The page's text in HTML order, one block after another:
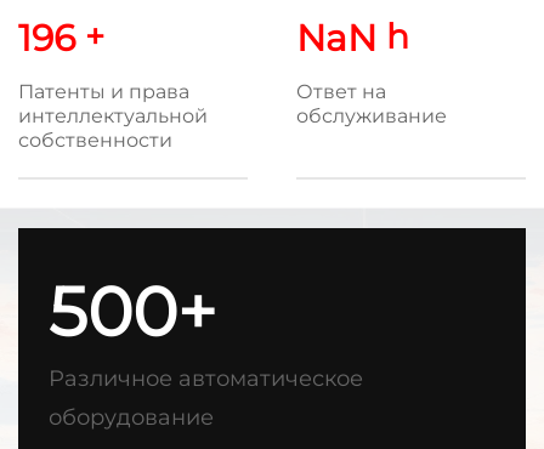
200 +
Патенты и права
интеллектуальной
собственности
7*24 h
Ответ на
обслуживание
500+
Различное автоматическое
оборудование